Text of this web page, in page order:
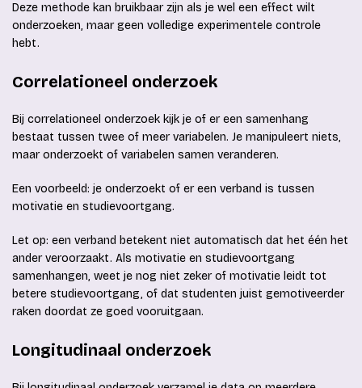
Deze methode kan bruikbaar zijn als je wel een effect wilt
onderzoeken, maar geen volledige experimentele controle
hebt.
Correlationeel onderzoek
Bij correlationeel onderzoek kijk je of er een samenhang
bestaat tussen twee of meer variabelen. Je manipuleert niets,
maar onderzoekt of variabelen samen veranderen.
Een voorbeeld: je onderzoekt of er een verband is tussen
motivatie en studievoortgang.
Let op: een verband betekent niet automatisch dat het één het
ander veroorzaakt. Als motivatie en studievoortgang
samenhangen, weet je nog niet zeker of motivatie leidt tot
betere studievoortgang, of dat studenten juist gemotiveerder
raken doordat ze goed vooruitgaan.
Longitudinaal onderzoek